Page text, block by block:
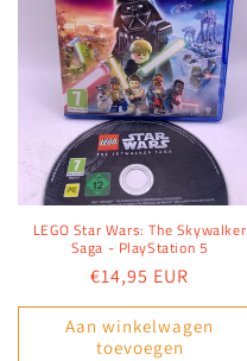
LEGO Star Wars: The Skywalker
Saga - PlayStation 5
Normale
prijs
€14,95 EUR
Aan winkelwagen
toevoegen